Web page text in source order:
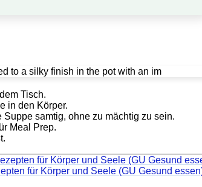
Tisch.
in den Körper.
samtig, ohne zu mächtig zu sein.
Meal Prep.
für Körper und Seele (GU Gesund